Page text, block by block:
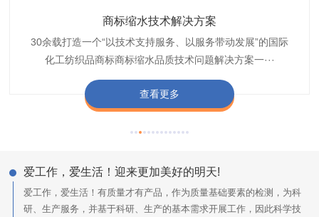
商标缩水技术解决方案
30余载打造一个“以技术支持服务、以服务带动发展”的国际
化工纺织品商标商标缩水品质技术问题解决方案一···
查看更多
织带商标防水技术解决方案
博准公司专注于织带商标防水技术解决方案30余载,励志于
纺织品商标企业打造含油量超标品质技术问题解决方···
查看更多
服装颜色不匀技术解决方案
博准是一家专注30余载设计研发织唛印唛商标、织带服装颜
色不匀品质技术问题解决方案一站式服务提供商,技···
查看更多
纺织品阻燃母粒
博准致力于成为纺织品商标阻燃母粒剂,TF-W760,TF-W760
阻燃母粒剂加工定制服务实力提供商,···
查看更多
爱工作，爱生活！迎来更加美好的明天!
爱工作，爱生活！有质量才有产品，作为质量基础要素的检测，为科
研、生产服务，并基于科研、生产的基本需求开展工作，因此科学技